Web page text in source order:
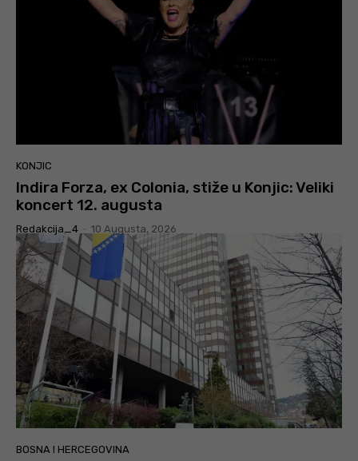
KONJIC
Indira Forza, ex Colonia, stiže u Konjic: Veliki
koncert 12. augusta
Redakcija_4 10 Augusta, 2026
BOSNA I HERCEGOVINA